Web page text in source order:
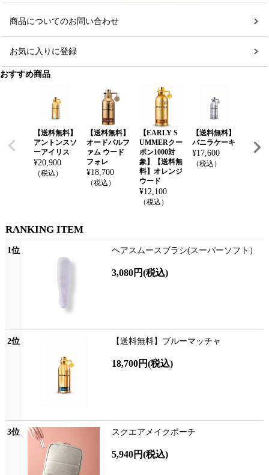
商品についてのお問い合わせ
お気に入りに登録
おすすめ商品
【送料無料】
アントンスソ
ーアイリス
¥20,900
（税込）
【送料無料】
オードパルフ
ァム ウード
フォレ
¥18,700
（税込）
【EARLY S
UMMERクー
ポン1000対
象】【送料無
料】オレンジ
ウード
¥12,100
（税込）
【送料無料】
バニラケーキ
¥17,600
（税込）
オー
ァム
RANKING ITEM
1位 ヘアスムースブラシ(スーパーソフト）
3,080円(税込)
2位 【送料無料】ブルーマッチャ
18,700円(税込)
3位 スクエアメイクポーチ
5,940円(税込)